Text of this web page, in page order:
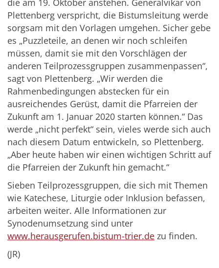
die am 19. Oktober anstehen. Generalvikar von
Plettenberg verspricht, die Bistumsleitung werde
sorgsam mit den Vorlagen umgehen. Sicher gebe
es „Puzzleteile, an denen wir noch schleifen
müssen, damit sie mit den Vorschlägen der
anderen Teilprozessgruppen zusammenpassen“,
sagt von Plettenberg. „Wir werden die
Rahmenbedingungen abstecken für ein
ausreichendes Gerüst, damit die Pfarreien der
Zukunft am 1. Januar 2020 starten können.“ Das
werde „nicht perfekt“ sein, vieles werde sich auch
nach diesem Datum entwickeln, so Plettenberg.
„Aber heute haben wir einen wichtigen Schritt auf
die Pfarreien der Zukunft hin gemacht.“
Sieben Teilprozessgruppen, die sich mit Themen
wie Katechese, Liturgie oder Inklusion befassen,
arbeiten weiter. Alle Informationen zur
Synodenumsetzung sind unter
www.herausgerufen.bistum-trier.de zu finden.
(JR)